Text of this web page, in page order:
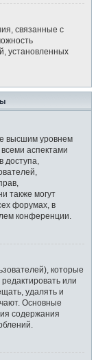
связанные с
установленных
высшим уровнем
аспектами
также могут
форумах, в
конференции.
которые
или
удалять и
Основные
содержания